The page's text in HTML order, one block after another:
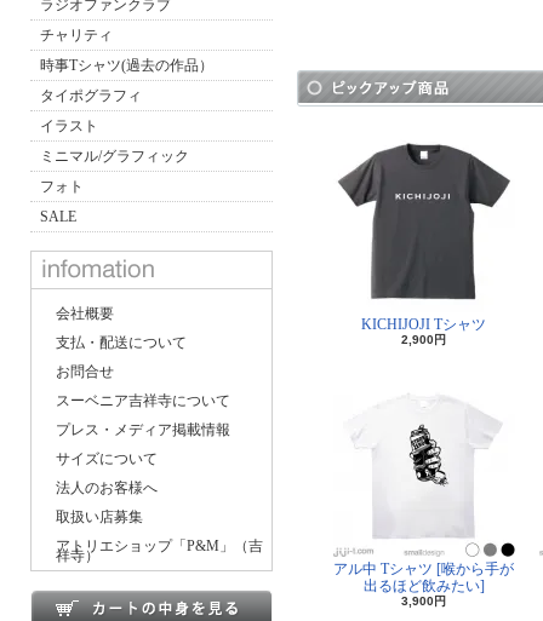
ラジオファンクラブ
チャリティ
時事Tシャツ(過去の作品）
タイポグラフィ
イラスト
ミニマル/グラフィック
フォト
SALE
会社概要
支払・配送について
お問合せ
スーベニア吉祥寺について
プレス・メディア掲載情報
サイズについて
法人のお客様へ
取扱い店募集
アトリエショップ「P&M」（吉
祥寺）
KICHIJOJI Tシャツ
2,900円
アル中 Tシャツ [喉から手が
出るほど飲みたい]
3,900円